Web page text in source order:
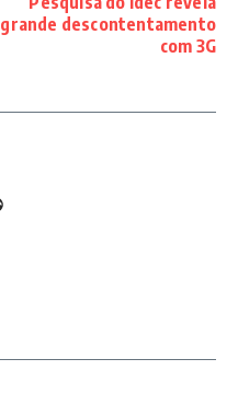
grande descontentamento
com 3G